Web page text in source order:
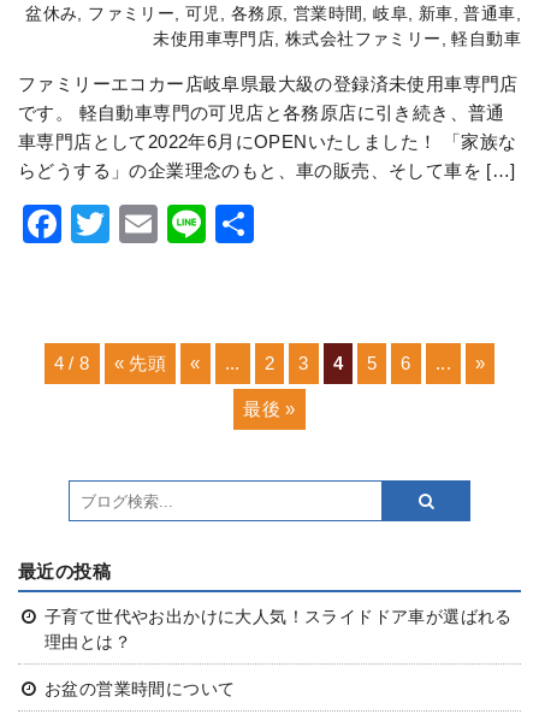
盆休み, ファミリー,可児, 各務原, 営業時間 ,岐阜, 新車,普通車,
未使用車専門店, 株式会社ファミリー ,軽自動車
ファミリーエコカー店岐阜県最大級の登録済未使用車専門店
です。 軽自動車専門の可児店と各務原店に引き続き、普通
車専門店として2022年6月にOPENいたしました！ 「家族な
らどうする」の企業理念のもと、車の販売、そして車を […]
Facebook
Twitter
Email
Line
4 / 8 « 先頭 « ... 2 3 4 5 6 ... »
最後 »
最近の投稿
子育て世代やお出かけに大人気！スライドドア車が選ばれる
理由とは？
お盆の営業時間について